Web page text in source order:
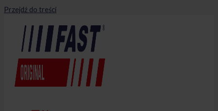
Przejdź do treści